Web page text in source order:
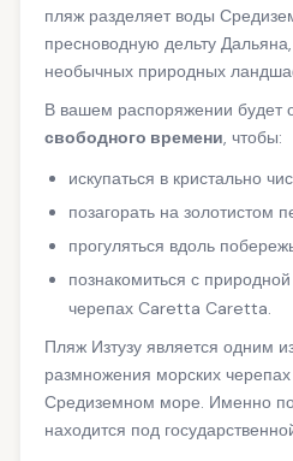
пляж разделяет воды
пресноводную дельту
необычных природных
В вашем распоряжении будет
свободного времени, чтобы:
искупаться в кристально
позагорать на золотистом
прогуляться вдоль
познакомиться с
черепах Caretta Caretta.
Пляж Изтузу является одним
размножения морских
Средиземном море. Именно
находится под